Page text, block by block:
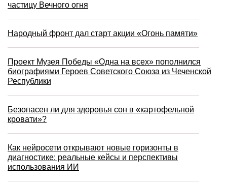
частицу Вечного огня
Народный фронт дал старт акции «Огонь памяти»
Проект Музея Победы «Одна на всех» пополнился
биографиями Героев Советского Союза из Чеченской
Республики
Безопасен ли для здоровья сон в «картофельной
кровати»?
Как нейросети открывают новые горизонты в
диагностике: реальные кейсы и перспективы
использования ИИ